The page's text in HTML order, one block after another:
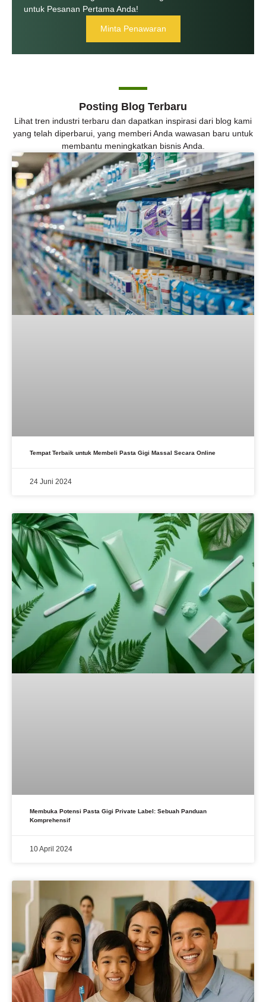
untuk Pesanan Pertama Anda!
Minta Penawaran
Posting Blog Terbaru
Lihat tren industri terbaru dan dapatkan inspirasi dari blog kami
yang telah diperbarui, yang memberi Anda wawasan baru untuk
membantu meningkatkan bisnis Anda.
Tempat Terbaik untuk Membeli Pasta Gigi Massal Secara Online
24 Juni 2024
Membuka Potensi Pasta Gigi Private Label: Sebuah Panduan
Komprehensif
10 April 2024